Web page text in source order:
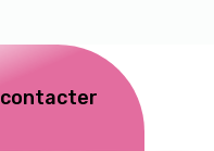
contacter